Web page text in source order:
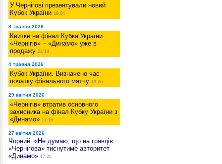
У Чернігові презентували новий
Кубок України 19:04
8 травня 2026
Квитки на фінал Кубка України
«Чернігів» – «Динамо» уже в
продажу 23:14
4 травня 2026
Кубок України. Визначено час
початку фінального матчу 19:26
29 квітня 2026
«Чернігів» втратив основного
захисника на фінал Кубку України з
«Динамо» 17:16
27 квітня 2026
Чорний: «Не думаю, що на гравців
«Чернігова» тиснутиме авторитет
«Динамо» 17:25